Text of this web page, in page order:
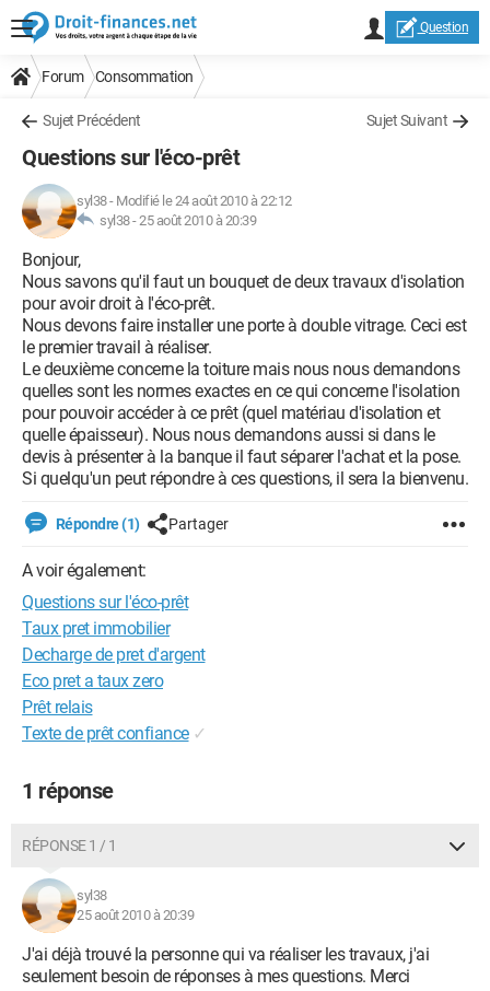
Question
Forum Consommation
Sujet Précédent Sujet Suivant
Questions sur l'éco-prêt
syl38- Modifié le 24 août 2010 à 22:12
syl38 -25 août 2010 à 20:39
Bonjour,
Nous savons qu'il faut un bouquet de deux travaux d'isolation
pour avoir droit à l'éco-prêt.
Nous devons faire installer une porte à double vitrage. Ceci est
le premier travail à réaliser.
Le deuxième concerne la toiture mais nous nous demandons
quelles sont les normes exactes en ce qui concerne l'isolation
pour pouvoir accéder à ce prêt (quel matériau d'isolation et
quelle épaisseur). Nous nous demandons aussi si dans le
devis à présenter à la banque il faut séparer l'achat et la pose.
Si quelqu'un peut répondre à ces questions, il sera la bienvenu.
Répondre (1) Partager
A voir également:
Questions sur l'éco-prêt
Taux pret immobilier
Decharge de pret d'argent
Eco pret a taux zero
Prêt relais
Texte de prêt confiance ✓
1 réponse
RÉPONSE 1 / 1
syl38
25 août 2010 à 20:39
J'ai déjà trouvé la personne qui va réaliser les travaux, j'ai
seulement besoin de réponses à mes questions. Merci